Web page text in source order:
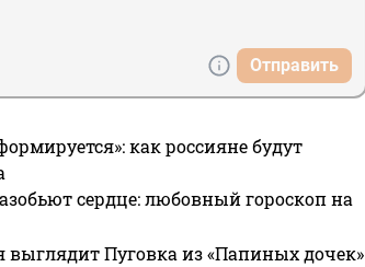
Отправить
как россияне будут
сердце: любовный гороскоп на
выглядит Пуговка из «Папиных дочек»